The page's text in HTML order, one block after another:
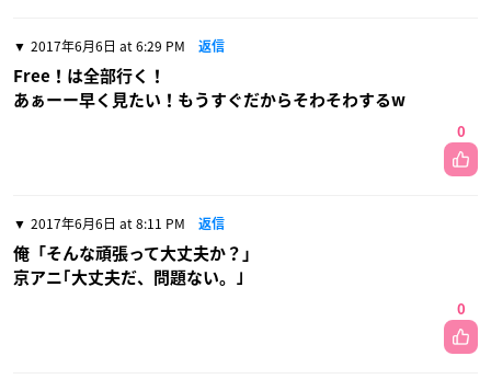
2017年6月6日 at 6:29 PM 返信
Free！は全部行く！
あぁーー早く見たい！もうすぐだからそわそわするw
0
2017年6月6日 at 8:11 PM 返信
俺「そんな頑張って大丈夫か？」
京アニ｢大丈夫だ、問題ない。｣
0